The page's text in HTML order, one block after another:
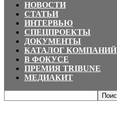
НОВОСТИ
СТАТЬИ
ИНТЕРВЬЮ
СПЕЦПРОЕКТЫ
ДОКУМЕНТЫ
КАТАЛОГ КОМПАНИЙ
В ФОКУСЕ
ПРЕМИЯ TRIBUNE
МЕДИАКИТ